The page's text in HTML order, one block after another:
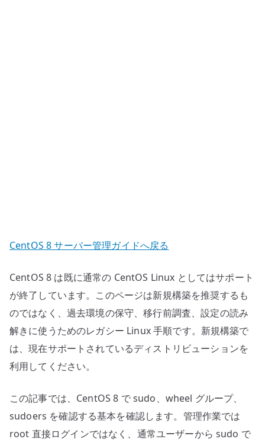
CentOS 8 サーバー管理ガイドへ戻る
CentOS 8 は既に通常の CentOS Linux としてはサポート
が終了しています。このページは新規構築を推奨するも
のではなく、過去環境の保守、移行前調査、設定の読み
解きに使うためのレガシー Linux 手順です。新規構築で
は、現在サポートされているディストリビューションを
利用してください。
この記事では、CentOS 8 で sudo、wheel グループ、
sudoers を確認する基本を確認します。管理作業では
root 直接ログインではなく、通常ユーザーから sudo で